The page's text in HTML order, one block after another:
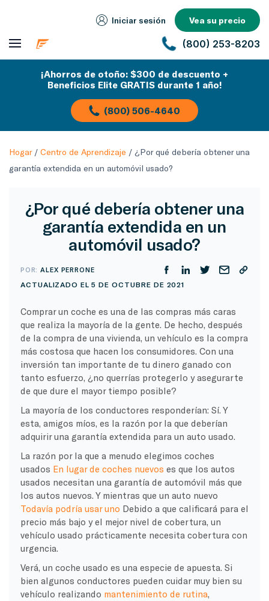
Iniciar sesión Vea su precio
(800) 253-8203
¡Ahorros de otoño: $300 de descuento +
Beneficios Elite GRATIS durante 1 año!
(800) 506-4640
Hogar/ Centro de Aprendizaje / ¿Por qué debería obtener una
garantía extendida en un automóvil usado?
¿Por qué debería obtener una
garantía extendida en un
automóvil usado?
POR:ALEX PERRONE
ACTUALIZADO EL 5 DE OCTUBRE DE 2021
Comprar un coche es una de las compras más caras
que realiza la mayoría de la gente. De hecho, después
de la compra de una vivienda, un vehículo es la compra
más costosa que hacen los consumidores. Con una
inversión tan importante de tu dinero ganado con
tanto esfuerzo, ¿no querrías protegerlo y asegurarte
de que dure el mayor tiempo posible?
La mayoría de los conductores responderían: Sí. Y
esta, amigos míos, es la razón por la que deberían
adquirir una garantía extendida para un auto usado.
La razón por la que a menudo elegimos coches
usados En lugar de coches nuevos es que los autos
usados necesitan una garantía de automóvil más que
los autos nuevos. Y mientras que un auto nuevo
Todavía podría usar uno Debido a que calificará para el
precio más bajo y el mejor nivel de cobertura, un
vehículo usado prácticamente necesita cobertura con
urgencia.
Verá, un coche usado es una especie de apuesta. Si
bien algunos conductores pueden cuidar muy bien su
vehículo realizando mantenimiento de rutina,